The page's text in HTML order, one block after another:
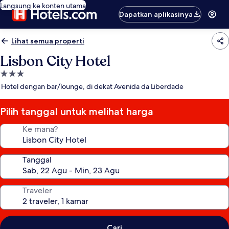
Langsung ke konten utama
Dapatkan aplikasinya
Lihat semua properti
Lisbon City Hotel
Properti
bintang
Hotel dengan bar/lounge, di dekat Avenida da Liberdade
Pilih tanggal untuk melihat harga
Ke mana?
Tanggal
Traveler